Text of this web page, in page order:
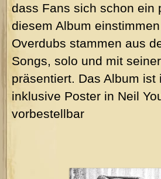
dass Fans sich schon ein
diesem Album
Overdubs stammen aus
Songs, solo und mit
präsentiert. Das Album
inklusive Poster in Neil
vorbestellbar